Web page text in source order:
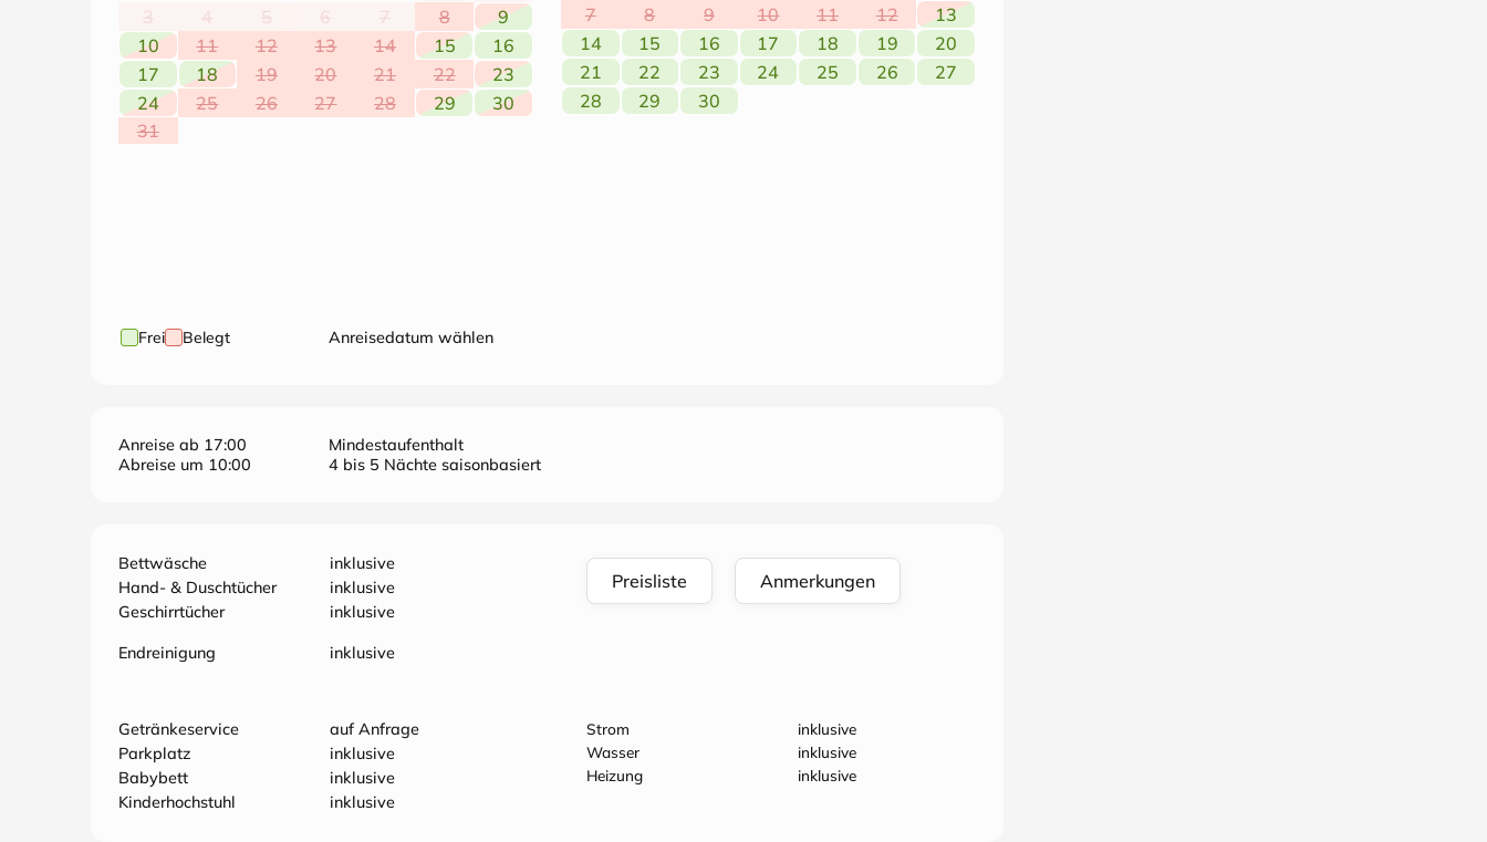
3
4 5 6 7 8
9
10
11 12 13 14 15
16
17
18 19 20 21 22
23
24
25 26 27 28 29
30
31
7
8 9 10 11 12
13
14
15 16 17 18 19
20
21
22 23 24 25 26
27
28
29 30
Frei Belegt Anreisedatum wählen
Anreise ab 17:00
Abreise um 10:00
Mindestaufenthalt
4 bis 5 Nächte saisonbasiert
Bettwäsche
inklusive
Hand- & Duschtücher
inklusive
Geschirrtücher
inklusive
Endreinigung inklusive
Preisliste Anmerkungen
Getränkeservice
auf Anfrage
Parkplatz
inklusive
Babybett
inklusive
Kinderhochstuhl
inklusive
Strom
inklusive
Wasser
inklusive
Heizung
inklusive